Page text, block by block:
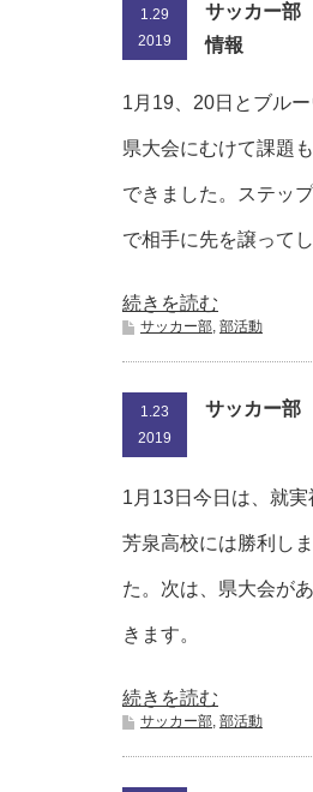
1.29
2019
サッカー部
情報
1月19、20日とブル
県大会にむけて課題
できました。ステッ
で相手に先を譲って
続きを読む
サッカー部, 部活動
1.23
2019
サッカー部
1月13日今日は、就
芳泉高校には勝利し
た。次は、県大会が
きます。
続きを読む
サッカー部, 部活動